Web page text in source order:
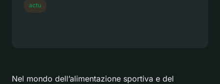
Nel mondo dell’alimentazione sportiva e del
actu